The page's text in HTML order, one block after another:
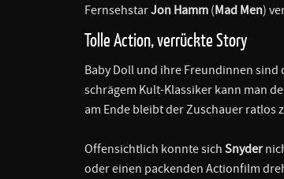
FernsehstarJon Hamm (Mad Men)
Tolle Action, verrückte Story
Baby Doll und ihre Freundinnen sind
schrägem Kult-Klassiker kann man
am Ende bleibt der Zuschauer ratlos
Offensichtlich konnte sich Snyder
oder einen packenden Actionfilm